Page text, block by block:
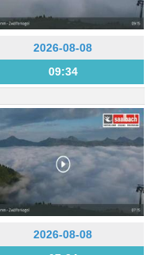
2026-08-08
09:34
2026-08-08